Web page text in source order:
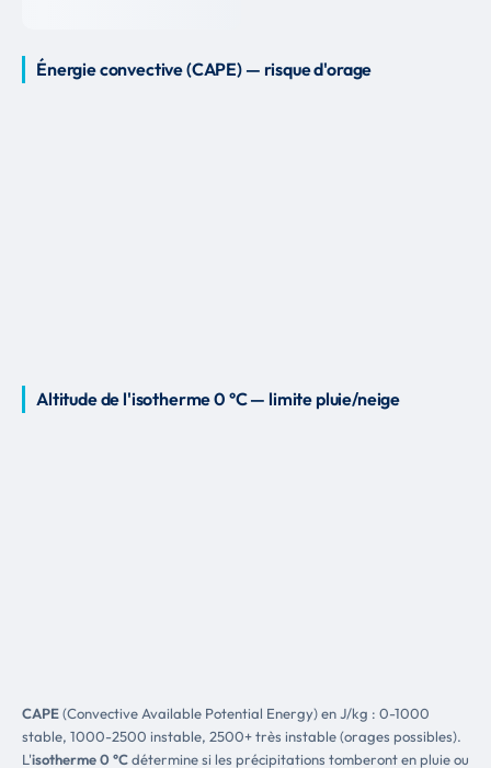
Énergie convective (CAPE) — risque d'orage
Altitude de l'isotherme 0 °C — limite pluie/neige
CAPE(Convective Available Potential Energy) en J/kg : 0-1000
stable, 1000-2500 instable, 2500+ très instable (orages possibles).
L'isotherme 0 °Cdétermine si les précipitations tomberont en pluie ou